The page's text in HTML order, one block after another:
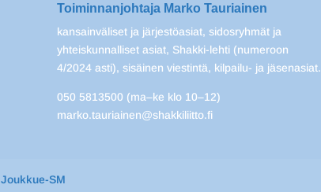
Toiminnanjohtaja Marko Tauriainen
kansainväliset ja järjestöasiat, sidosryhmät ja
yhteiskunnalliset asiat, Shakki-lehti (numeroon
4/2024 asti), sisäinen viestintä, kilpailu- ja jäsenasiat.
050 5813500 (ma–ke klo 10–12)
marko.tauriainen@shakkiliitto.fi
Joukkue-SM